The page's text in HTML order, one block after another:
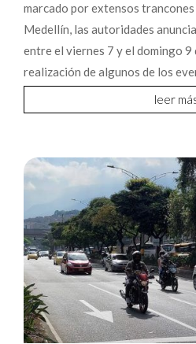
marcado por extensos
Medellín, las autoridades
entre el viernes 7 y el domingo
realización de algunos de los
leer